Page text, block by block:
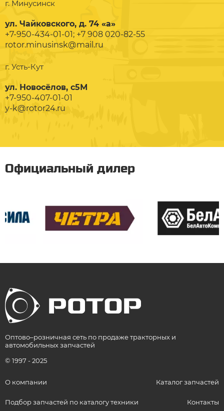
г. Минусинск
ул. Чайковского, д. 74 «а»
+7-950-434-01-01; +7 908 020-82-55
rotor.minusinsk@mail.ru
г. Усть-Кут
ул. Новосёлов, с5М
+7-950-407-01-01
y-k@rotor24.ru
Официальный дилер
Оптово–розничная сеть по продаже тракторных и
автомобильных запчастей
© 1997 - 2025
О компании Каталог запчастей
Подбор запчастей по каталогу техники Контакты